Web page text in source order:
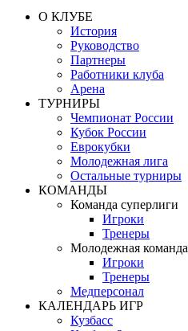
О КЛУБЕ
История
Руководство
Партнеры
Работники клуба
Арена
ТУРНИРЫ
Чемпионат России
Кубок России
Еврокубки
Молодежная лига
Остальные турниры
КОМАНДЫ
Команда суперлиги
Игроки
Тренеры
Молодежная команда
Игроки
Тренеры
Медперсонал
КАЛЕНДАРЬ ИГР
Кузбасс